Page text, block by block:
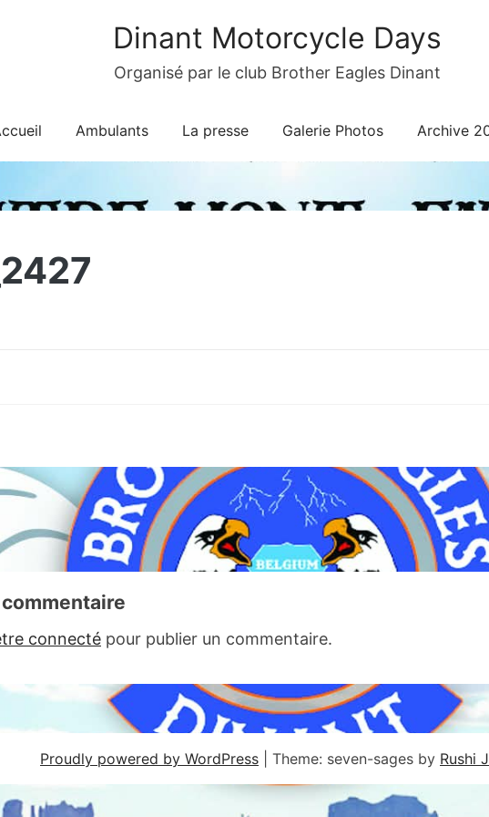
Dinant Motorcycle Days
Organisé par le club Brother Eagles Dinant
Ambulants La presse Galerie Photos Archive
connecté pour publier un commentaire.
Proudly powered by WordPress Theme: seven-sages by Rushi